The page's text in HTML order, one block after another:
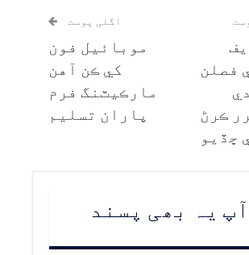
فصلن
ڪرڻ
ڇڏيو
اگلی پوسٹ
موبائيل فون
کي ڪن آهن
مارڪيٽنگ فرم
پاران تسليم
یہ بھی پسند